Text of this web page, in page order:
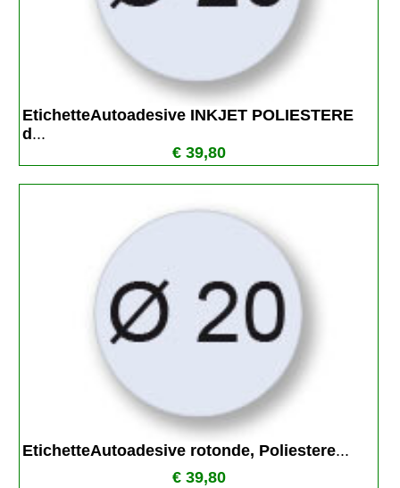
EtichetteAutoadesive INKJET POLIESTERE
d ...
€ 39,80
EtichetteAutoadesive rotonde, Poliestere...
€ 39,80